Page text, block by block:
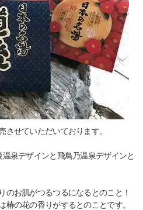
せていただいております。
泉デザインと飛鳥乃温泉デザインと
のお肌がつるつるになるとのこと！
椿の花の香りがするとのことです。